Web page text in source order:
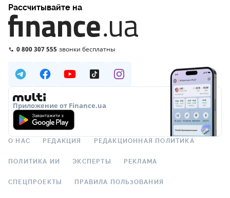
Рассчитывайте на
0 800 307 555 звонки бесплатны
Приложение от Finance.ua
О НАС РЕДАКЦИЯ РЕДАКЦИОННАЯ ПОЛИТИКА
ПОЛИТИКА ИИ ЭКСПЕРТЫ РЕКЛАМА
СПЕЦПРОЕКТЫ ПРАВИЛА ПОЛЬЗОВАНИЯ